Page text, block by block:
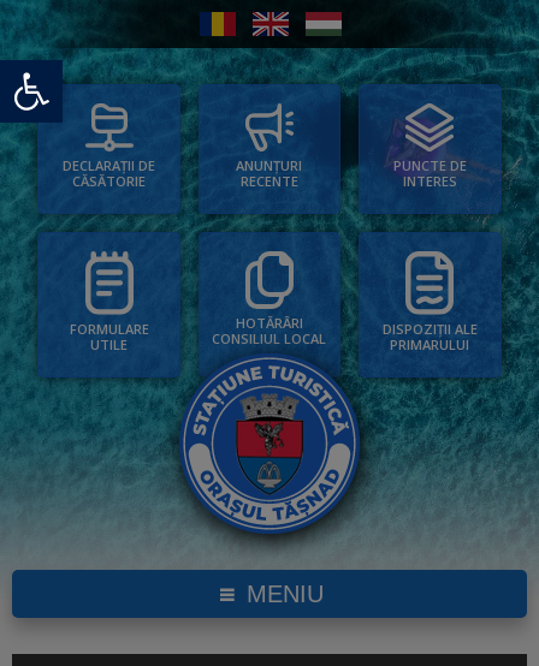
Deschide bara de unelte
DECLARAȚII DE
CĂSĂTORIE
ANUNȚURI
RECENTE
PUNCTE DE
INTERES
FORMULARE
UTILE
HOTĂRÂRI
CONSILIUL LOCAL
DISPOZIȚII ALE
PRIMARULUI
MENIU